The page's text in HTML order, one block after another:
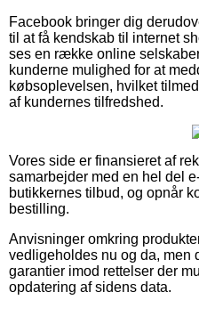
Facebook bringer dig
til at få kendskab til internet
ses en række online
kunderne mulighed for at
købsoplevelsen, hvilket
af kundernes tilfredshed.
Vores side er finansieret af
samarbejder med en hel del
butikkernes tilbud, og opnår
bestilling.
Anvisninger omkring
vedligeholdes nu og da, men
garantier imod rettelser der
opdatering af sidens data.